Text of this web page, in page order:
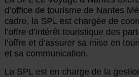
d’office de tourisme de Nantes
cadre, la SPL est chargée de
l’offre d’intérêt touristique des
l’offre et d’assurer sa mise en
et sa communication.
La SPL est en charge de la